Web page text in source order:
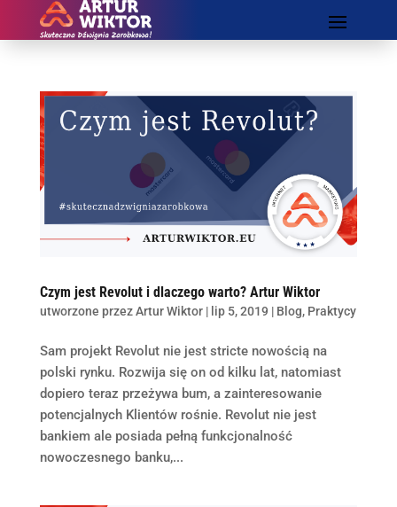
Czym jest Revolut i dlaczego warto? Artur Wiktor
utworzone przezArtur Wiktor| lip 5, 2019 | Blog, Praktycy
Sam projekt Revolut nie jest stricte nowością na
polski rynku. Rozwija się on od kilku lat, natomiast
dopiero teraz przeżywa bum, a zainteresowanie
potencjalnych Klientów rośnie. Revolut nie jest
bankiem ale posiada pełną funkcjonalność
nowoczesnego banku,...